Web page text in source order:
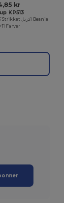
kr
KP513
+11 Farver